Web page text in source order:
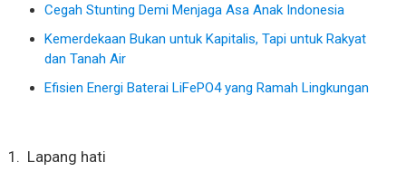
Cegah Stunting Demi Menjaga Asa Anak Indonesia
Kemerdekaan Bukan untuk Kapitalis, Tapi untuk Rakyat
dan Tanah Air
Efisien Energi Baterai LiFePO4 yang Ramah Lingkungan
1. Lapang hati